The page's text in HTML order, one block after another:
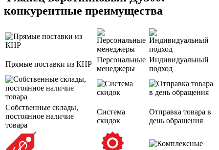
конкурентные преимущества
Прямые поставки из КНР
Персональные
менеджеры
Индивидуальный
подход
Собственные склады,
постоянное наличие
товара
Система
скидок
Отправка товара в
день обращения